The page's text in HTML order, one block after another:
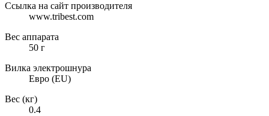
Ссылка на сайт производителя
www.tribest.com
Вес аппарата
50 г
Вилка электрошнура
Евро (EU)
Вес (кг)
0.4